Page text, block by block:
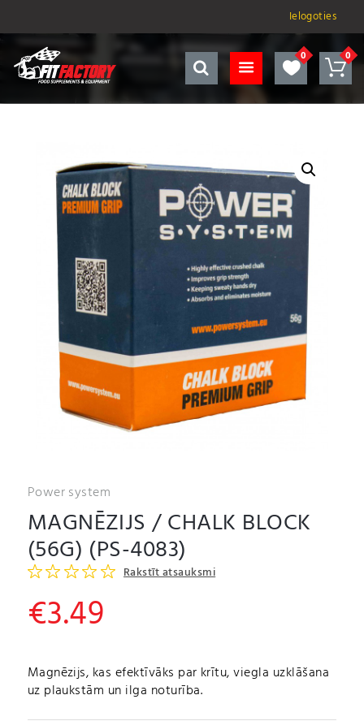
Ielogoties
Power system
MAGNĒZIJS / CHALK BLOCK
(56G) (PS-4083)
Rakstīt atsauksmi
€3.49
Magnēzijs, kas efektīvāks par krītu, viegla uzklāšana
uz plaukstām un ilga noturība.